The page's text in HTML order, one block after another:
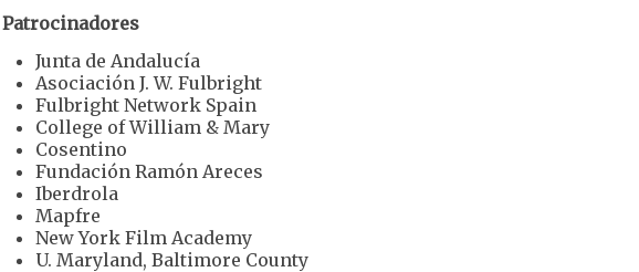
Patrocinadores
Junta de Andalucía
Asociación J. W. Fulbright
Fulbright Network Spain
College of William & Mary
Cosentino
Fundación Ramón Areces
Iberdrola
Mapfre
New York Film Academy
U. Maryland, Baltimore County